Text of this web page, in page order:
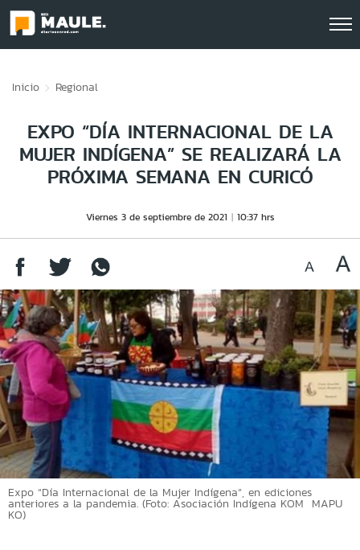
Inicio Regional
EXPO “DÍA INTERNACIONAL DE LA
MUJER INDÍGENA” SE REALIZARÁ LA
PRÓXIMA SEMANA EN CURICÓ
Viernes 3 de septiembre de 2021 10:37 hrs
Expo “Día Internacional de la Mujer Indígena”, en ediciones
anteriores a la pandemia. (Foto: Asociación Indígena KOM MAPU
KO)